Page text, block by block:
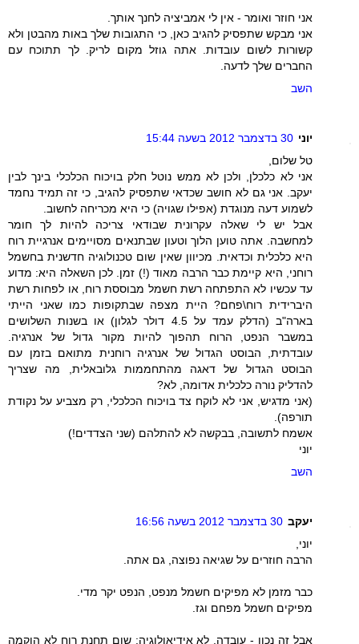
אני חוזר ואומר - אין לי אמביציה לחנך אותך.
אני מבקש שתפסיק להגיב כאן, כי התגובות שלך באות מהבטן ולא
קשורות לשום עובדות. אתה גוזל מקום לריק. לך תתוכח עם
החברים שלך לדעה.
השב
יוני 30 בדצמבר 2012 בשעה 15:44
טל שלום,
אני לא כלכלן, ולכן לא ממש נוטל חלק בויכוח הכלכלי בינך לבין
יעקב. אני גם לא חושב שכדאי שתפסיק להגיב, כי זה תמיד נחמד
לשמוע דעה מנוגדת (אפילו שגויה) כי היא מכריחה לחשוב.
אבל יש לי שאלה עקרונית שבודאי צריכה להיות לך חומר
למחשבה. אתה טוען הלוך וטעון שבתנאים מסויימים אנרגיית רוח
היא כלכלית וכדאית. מכיוון שאין שום טכנולוגיה חדשנית בחשמל
רוחני, היא קיימת כבר הרבה מאוד (!) זמן. לכן השאלה היא: מדוע
עד עכשיו לא התפתחה רשת חשמל מבוססת רוח, או לפחות רשת
היברידית רוח\פחם? היית מצפה שבתקופות כמו שאני הייתי
בארה"ב (הדלק עמד על 4.5 דולר לגלון) או בשנות השלושים
במשבר הנפט, הרוח תהפוך להיות מקור גדול של אנרגיה.
עובדתית, הבוסט הגדול של אנרגיה רוחנית מתואם בזמן עם
הבוסט הגדול של דאגה מהתחממות גלובאלית, מה שצריך
להדליק נורה כלכלית אדומה, לא?
(אני מדגיש, אני לא לוקח צד בויכוח הכלכלי, רק מצביע על נקודת
תורפה).
אשמח לתשובה, בבקשה לא להתלהם (שני הצדדים!)
יוני
השב
יעקב 30 בדצמבר 2012 בשעה 16:56
יוני,
הרבה חוזרים על שגיאה נפוצה, גם אתה.
כבר מזמן לא מפיקים חשמל מנפט, הנפט יקר מדי.
מפיקים חשמל מפחם וגז.
אבל זה נכון - עובדה, לא אידיאולוגיה: שום תחנת רוח לא הוקמה